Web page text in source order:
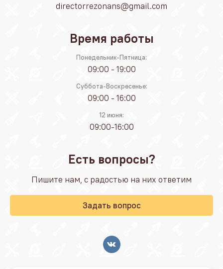
directorrezonans@gmail.com
Время работы
Понедельник-Пятница:
09:00 - 19:00
Суббота-Воскресенье:
09:00 - 16:00
12 июня:
09:00-16:00
Есть вопросы?
Пишите нам, с радостью на них ответим
Задать вопрос